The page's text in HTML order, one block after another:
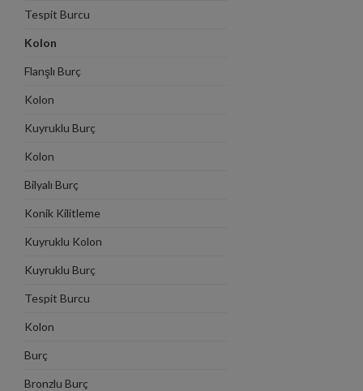
Tespit Burcu
Kolon
Flanşlı Burç
Kolon
Kuyruklu Burç
Kolon
Bilyalı Burç
Konik Kilitleme
Kuyruklu Kolon
Kuyruklu Burç
Tespit Burcu
Kolon
Burç
Bronzlu Burç